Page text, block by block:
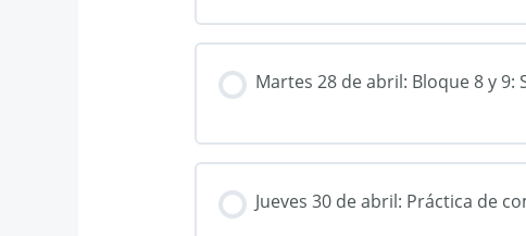
Martes 28 de abril: Bloque 8 y 9:
Jueves 30 de abril: Práctica de